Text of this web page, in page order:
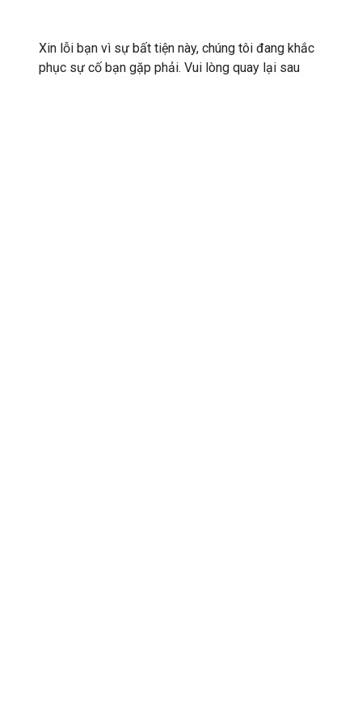
Xin lỗi bạn vì sự bất tiện này, chúng tôi đang khắc
phục sự cố bạn gặp phải. Vui lòng quay lại sau